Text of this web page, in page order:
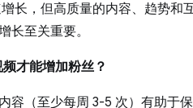
长，但高质量的内容、趋势和
长至关重要。
才能增加粉丝？
容（至少每周 3-5 次）有助于